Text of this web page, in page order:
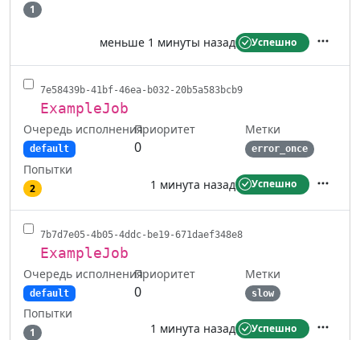
1
меньше 1 минуты назад Успешно
7e58439b-41bf-46ea-b032-20b5a583bcb9
ExampleJob
Очередь исполнения
default
Приоритет
0
Метки
error_once
Попытки
2 1 минута назад Успешно
7b7d7e05-4b05-4ddc-be19-671daef348e8
ExampleJob
Очередь исполнения
default
Приоритет
0
Метки
slow
Попытки
1 1 минута назад Успешно